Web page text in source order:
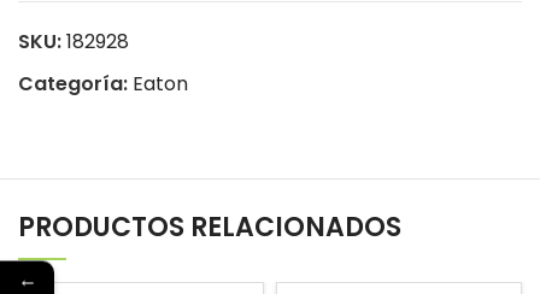
SKU:182928
Categoría: Eaton
PRODUCTOS RELACIONADOS
←